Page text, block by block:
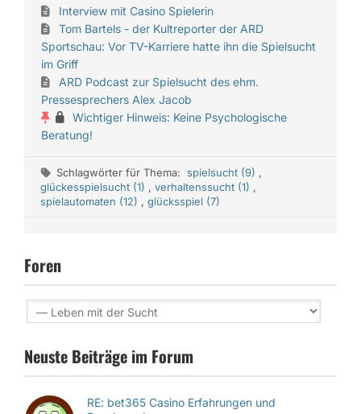
Interview mit Casino Spielerin
Tom Bartels - der Kultreporter der ARD
Sportschau: Vor TV-Karriere hatte ihn die Spielsucht
im Griff
ARD Podcast zur Spielsucht des ehm.
Pressesprechers Alex Jacob
Wichtiger Hinweis: Keine Psychologische
Beratung!
Schlagwörter für Thema: spielsucht (9) ,
glückesspielsucht (1) , verhaltenssucht (1) ,
spielautomaten (12) , glücksspiel (7)
Foren
Neuste Beiträge im Forum
RE: bet365 Casino Erfahrungen und